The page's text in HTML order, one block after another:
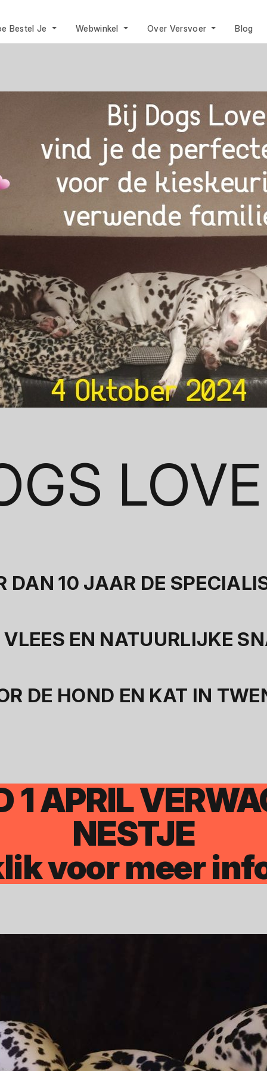
Bestel Je Webwinkel Over Versvoer Blog
DAN 10 JAAR DE
VLEES EN NATUURLIJKE
DE HOND EN KAT IN
1 APRIL
NESTJE
voor meer